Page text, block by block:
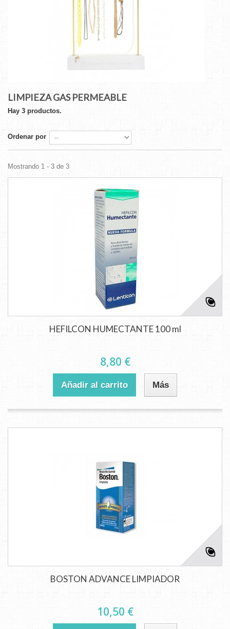
LIMPIEZA GAS PERMEABLE
Hay 3 productos.
Ordenar por
Mostrando 1 - 3 de 3
HEFILCON HUMECTANTE 100 ml
8,80 €
Añadir al carrito Más
BOSTON ADVANCE LIMPIADOR
10,50 €